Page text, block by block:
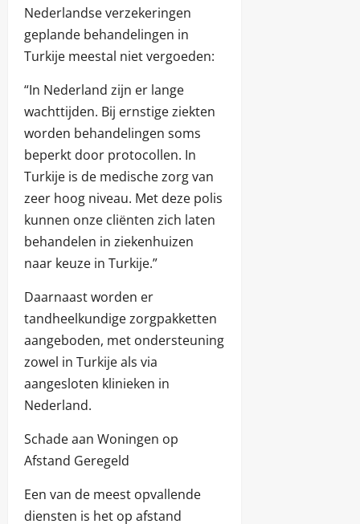
Nederlandse verzekeringen
geplande behandelingen in
Turkije meestal niet vergoeden:
“In Nederland zijn er lange
wachttijden. Bij ernstige ziekten
worden behandelingen soms
beperkt door protocollen. In
Turkije is de medische zorg van
zeer hoog niveau. Met deze polis
kunnen onze cliënten zich laten
behandelen in ziekenhuizen
naar keuze in Turkije.”
Daarnaast worden er
tandheelkundige zorgpakketten
aangeboden, met ondersteuning
zowel in Turkije als via
aangesloten klinieken in
Nederland.
Schade aan Woningen op
Afstand Geregeld
Een van de meest opvallende
diensten is het op afstand